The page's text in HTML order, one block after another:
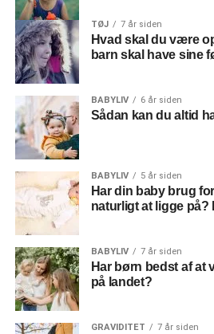
gør det forsigtigt, da skindet er et
kan også være en god idé at vaske
Her er det alfa og omega, at man
det er også vigtigt, at man bruger
indeholder lanolin. Hvis du vasker
så er der stor risiko for, at det går i
lade vær med.
TØJ 7 år siden
Hvad skal du være
barn skal have sine
BABYLIV 6 år siden
Sådan kan du altid
BABYLIV 5 år siden
Har din baby brug
naturligt at ligge på?
BABYLIV 7 år siden
Har børn bedst af at
på landet?
GRAVIDITET 7 år siden